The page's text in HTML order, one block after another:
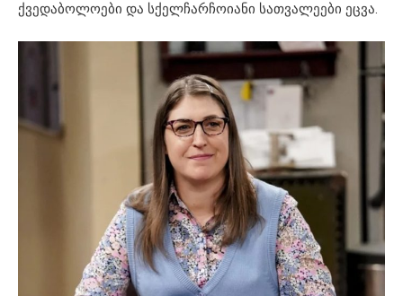
ქვედაბოლოები და სქელჩარჩოიანი სათვალეები ეცვა.